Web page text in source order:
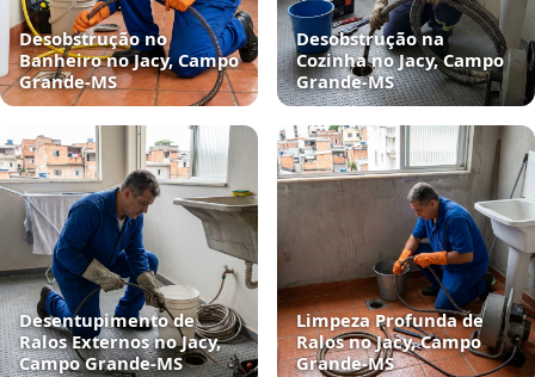
Desobstrução no
Banheiro no Jacy, Campo
Grande‑MS
Desobstrução na
Cozinha no Jacy, Campo
Grande‑MS
Desentupimento de
Ralos Externos no Jacy,
Campo Grande‑MS
Limpeza Profunda de
Ralos no Jacy, Campo
Grande‑MS